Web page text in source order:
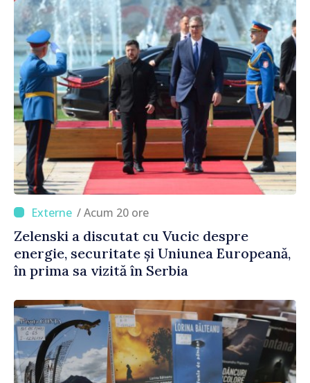
/ Acum 20 ore
Zelenski a discutat cu Vucic despre
energie, securitate și Uniunea Europeană,
în prima sa vizită în Serbia